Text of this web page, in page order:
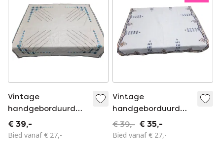
Vintage
handgeborduurd
tafelkleed 71 x 69
cm
€ 39,-
Bied vanaf € 27,-
Vintage
handgeborduurd
tafelkleed 78 x 75
cm
€ 39,- € 35,-
Bied vanaf € 27,-